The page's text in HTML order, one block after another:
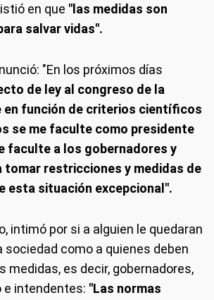
en que "las medidas son
salvar vidas".
"En los próximos días
de ley al congreso de la
en función de criterios científicos
se me faculte como presidente
faculte a los gobernadores y
tomar restricciones y medidas de
esta situación excepcional".
intimó por si a alguien le quedaran
sociedad como a quienes deben
medidas, es decir, gobernadores,
e intendentes: "Las normas